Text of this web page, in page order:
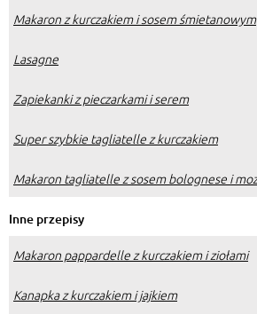
Makaron z kurczakiem i sosem śmietanowym
Lasagne
Zapiekanki z pieczarkami i serem
Super szybkie tagliatelle z kurczakiem
Makaron tagliatelle z sosem bolognese i
Inne przepisy
Makaron pappardelle z kurczakiem i ziołami
Kanapka z kurczakiem i jajkiem